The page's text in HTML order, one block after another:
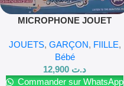
MICROPHONE JOUET
À PARTIR DE 3 ANS
JOUETS, GARÇON, FIILLE,
Bébé
د.ت
Commander sur WhatsApp